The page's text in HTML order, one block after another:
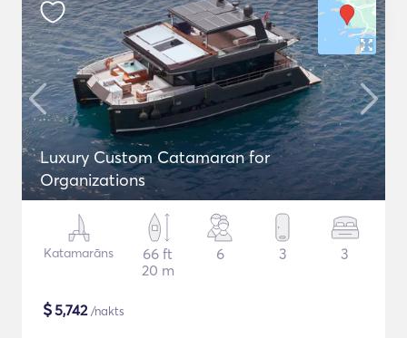
Luxury Custom Catamaran for
Organizations
Katamarāns
66 ft
20 m
6 3 3
$5,742/nakts